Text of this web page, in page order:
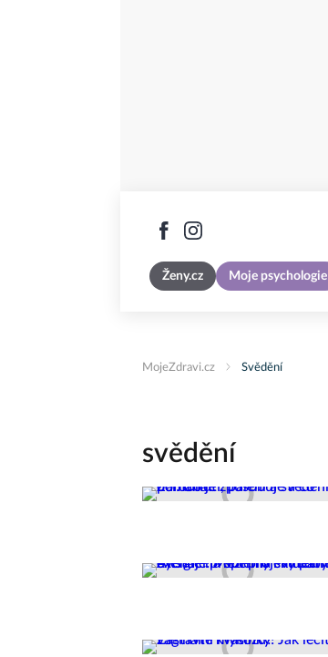
Ženy.cz Moje psychologie
MojeZdravi.cz Svědění
svědění